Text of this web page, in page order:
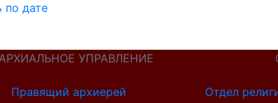
по дате
УПРАВЛЕНИЕ
Правящий архиерей Отдел